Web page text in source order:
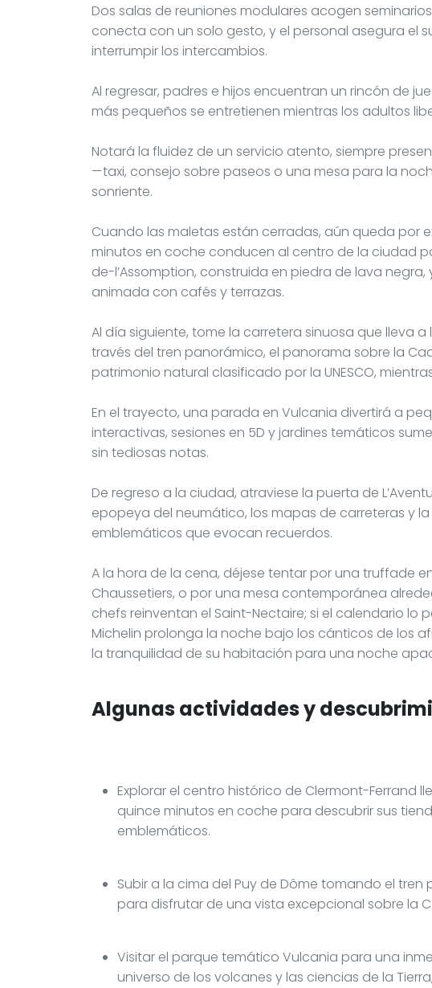
Dos salas de reuniones modulares acogen
conecta con un solo gesto, y el personal asegura el
interrumpir los intercambios.
Al regresar, padres e hijos encuentran un rincón de
más pequeños se entretienen mientras los adultos
Notará la fluidez de un servicio atento, siempre
—taxi, consejo sobre paseos o una mesa para la
sonriente.
Cuando las maletas están cerradas, aún queda por
minutos en coche conducen al centro de la ciudad
de-l’Assomption, construida en piedra de lava
animada con cafés y terrazas.
Al día siguiente, tome la carretera sinuosa que lleva
través del tren panorámico, el panorama sobre la
patrimonio natural clasificado por la UNESCO,
En el trayecto, una parada en Vulcania divertirá a
interactivas, sesiones en 5D y jardines temáticos
sin tediosas notas.
De regreso a la ciudad, atraviese la puerta de
epopeya del neumático, los mapas de carreteras y
emblemáticos que evocan recuerdos.
A la hora de la cena, déjese tentar por una truffade
Chaussetiers, o por una mesa contemporánea
chefs reinventan el Saint-Nectaire; si el calendario lo
Michelin prolonga la noche bajo los cánticos de los
la tranquilidad de su habitación para una noche
Algunas actividades y
Explorar el centro histórico de Clermont-Ferrand
quince minutos en coche para descubrir sus
emblemáticos.
Subir a la cima del Puy de Dôme tomando el
para disfrutar de una vista excepcional sobre la
Visitar el parque temático Vulcania para una
universo de los volcanes y las ciencias de la